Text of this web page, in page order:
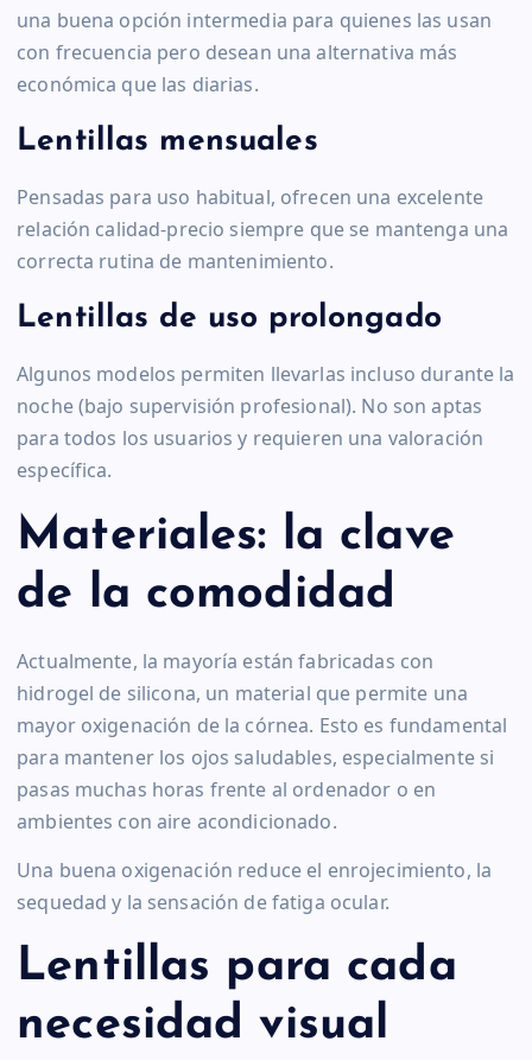
una buena opción intermedia para quienes las usan
con frecuencia pero desean una alternativa más
económica que las diarias.
Lentillas mensuales
Pensadas para uso habitual, ofrecen una excelente
relación calidad-precio siempre que se mantenga una
correcta rutina de mantenimiento.
Lentillas de uso prolongado
Algunos modelos permiten llevarlas incluso durante la
noche (bajo supervisión profesional). No son aptas
para todos los usuarios y requieren una valoración
específica.
Materiales: la clave
de la comodidad
Actualmente, la mayoría están fabricadas con
hidrogel de silicona, un material que permite una
mayor oxigenación de la córnea. Esto es fundamental
para mantener los ojos saludables, especialmente si
pasas muchas horas frente al ordenador o en
ambientes con aire acondicionado.
Una buena oxigenación reduce el enrojecimiento, la
sequedad y la sensación de fatiga ocular.
Lentillas para cada
necesidad visual